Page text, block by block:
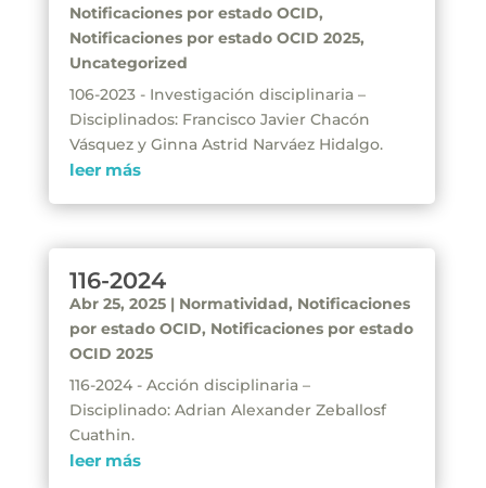
Notificaciones por estado OCID,
Notificaciones por estado OCID 2025,
Uncategorized
106-2023 - Investigación disciplinaria –
Disciplinados: Francisco Javier Chacón
Vásquez y Ginna Astrid Narváez Hidalgo.
leer más
116-2024
Abr 25, 2025| Normatividad, Notificaciones
por estado OCID, Notificaciones por estado
OCID 2025
116-2024 - Acción disciplinaria –
Disciplinado: Adrian Alexander Zeballosf
Cuathin.
leer más